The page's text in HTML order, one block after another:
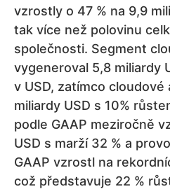
vzrostly o 47 % na 9,9
tak více než polovinu
společnosti. Segment
vygeneroval 5,8 miliardy
v USD, zatímco cloudové
miliardy USD s 10%
podle GAAP meziročně
USD s marží 32 % a
GAAP vzrostl na
což představuje 22 %